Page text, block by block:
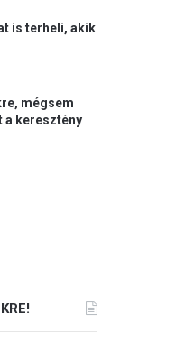
is terheli, akik
mégsem
a keresztény